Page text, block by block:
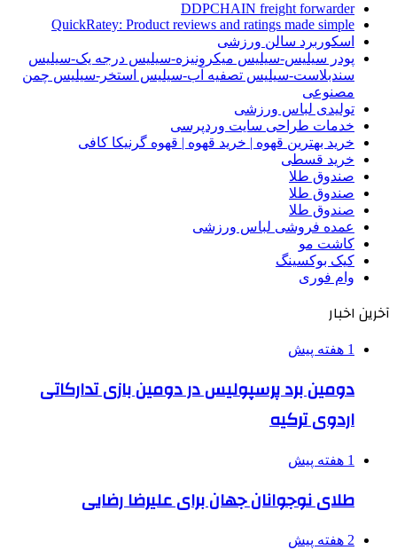
DDPCHAIN freight forwarder
QuickRatey: Product reviews and ratings made simple
اسکوربرد سالن ورزشی
پودر سیلیس-سیلیس میکرونیزه-سیلیس درجه یک-سیلیس
سندبلاست-سیلیس تصفیه آب-سیلیس استخر-سیلیس چمن
مصنوعی
تولیدی لباس ورزشی
خدمات طراحی سایت وردپرسی
خرید بهترین قهوه | خرید قهوه | قهوه گرنیکا کافی
خرید قسطی
صندوق طلا
صندوق طلا
صندوق طلا
عمده فروشی لباس ورزشی
کاشت مو
کیک بوکسینگ
وام فوری
آخرین اخبار
1 هفته پیش
دومین برد پرسپولیس در دومین بازی تدارکاتی
اردوی ترکیه
1 هفته پیش
طلای نوجوانان جهان برای علیرضا رضایی
2 هفته پیش